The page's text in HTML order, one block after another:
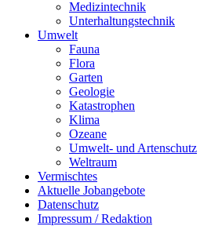
Medizintechnik
Unterhaltungstechnik
Umwelt
Fauna
Flora
Garten
Geologie
Katastrophen
Klima
Ozeane
Umwelt- und Artenschutz
Weltraum
Vermischtes
Aktuelle Jobangebote
Datenschutz
Impressum / Redaktion